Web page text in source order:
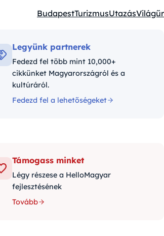
Kategóriák:
BudapestTurizmusUtazásVilágűr
Legyünk partnerek
Fedezd fel több mint 10,000+
cikkünket Magyarországról és a
kultúráról.
Fedezd fel a lehetőségeket
Támogass minket
Légy részese a HelloMagyar
fejlesztésének
Tovább